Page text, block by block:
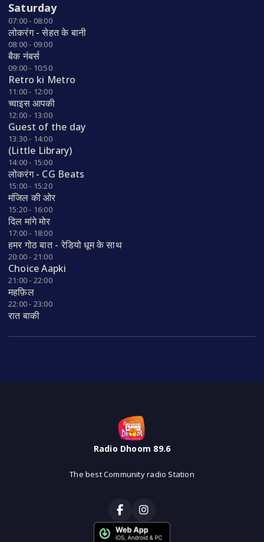
Saturday
07:00 - 08:00
लोकरंग - सेहत के बानी
08:00 - 09:00
बैक नंबर्स
09:00 - 10:50
Retro ki Metro
11:00 - 12:00
च्वाइस आपकी
12:00 - 13:00
Guest of the day
13:30 - 14:00
(Little Library)
14:00 - 15:00
लोकरंग - CG Beats
15:00 - 15:20
मंजिल की ओर
15:20 - 16:00
दिल मांगे मोर
17:00 - 18:00
हमर गोठ बात - रेडियो धूम के साथ
20:00 - 21:00
Choice Aapki
21:00 - 22:00
महफ़िल
22:00 - 23:00
रात बाकी
Radio Dhoom 89.6
The best Community radio Station